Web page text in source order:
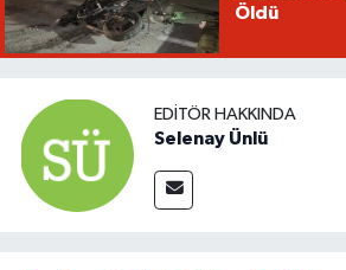
Öldü
EDITÖR HAKKINDA
Selenay Ünlü